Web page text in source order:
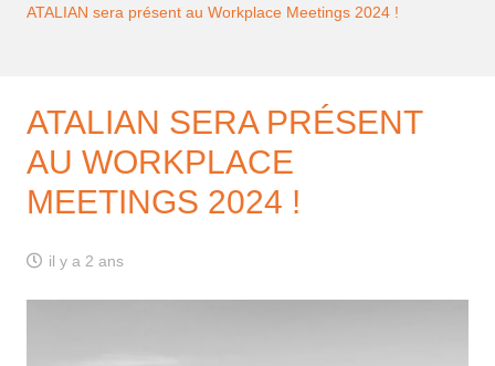
ATALIAN sera présent au Workplace Meetings 2024 !
ATALIAN SERA PRÉSENT
AU WORKPLACE
MEETINGS 2024 !
il y a 2 ans